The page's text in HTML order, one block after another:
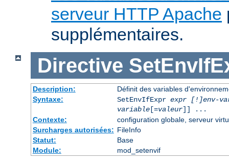
serveur HTTP Apache
supplémentaires.
Directive
Description:
Définit des variables
Syntaxe:
SetEnvIfExpr expr [!]env-
variable[=valeur]] ...
Contexte:
configuration globale, serveur
Surcharges autorisées: FileInfo
Statut:
Base
Module:
mod_setenvif